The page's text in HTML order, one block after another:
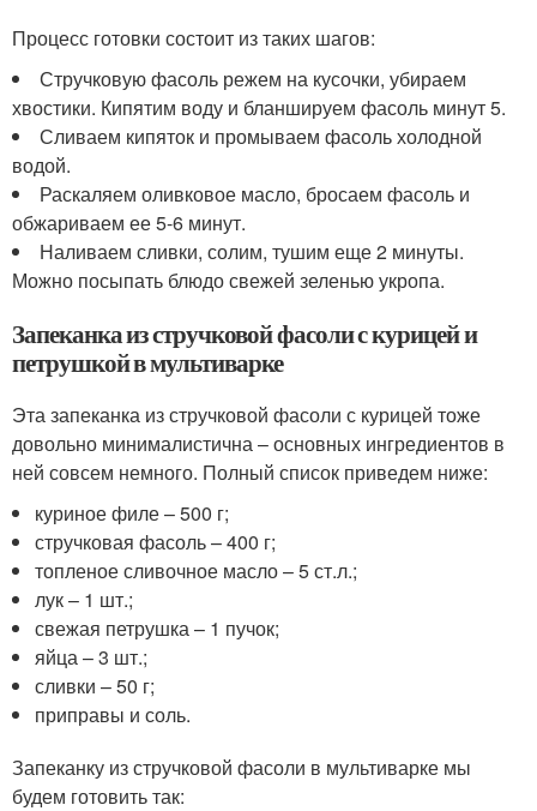
Процесс готовки состоит из таких шагов:
Стручковую фасоль режем на кусочки, убираем
хвостики. Кипятим воду и бланшируем фасоль минут 5.
Сливаем кипяток и промываем фасоль холодной
водой.
Раскаляем оливковое масло, бросаем фасоль и
обжариваем ее 5-6 минут.
Наливаем сливки, солим, тушим еще 2 минуты.
Можно посыпать блюдо свежей зеленью укропа.
Запеканка из стручковой фасоли с курицей и
петрушкой в мультиварке
Эта запеканка из стручковой фасоли с курицей тоже
довольно минималистична – основных ингредиентов в
ней совсем немного. Полный список приведем ниже:
куриное филе – 500 г;
стручковая фасоль – 400 г;
топленое сливочное масло – 5 ст.л.;
лук – 1 шт.;
свежая петрушка – 1 пучок;
яйца – 3 шт.;
сливки – 50 г;
приправы и соль.
Запеканку из стручковой фасоли в мультиварке мы
будем готовить так: